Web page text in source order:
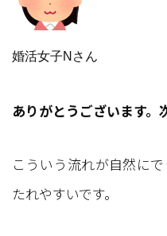
婚活女子Nさん
ありがとうございます
こういう流れが自然に
たれやすいです。